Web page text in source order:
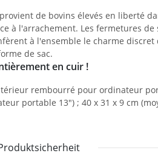
de bovins élevés en liberté
à l'arrachement. Les fermetures
à l'ensemble le charme
de sac.
en cuir !
rembourré pour ordinateur
portable 13") ; 40 x 31 x 9 cm